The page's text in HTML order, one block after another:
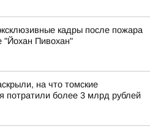
кадры после пожара
"Йохан Пивохан"
на что томские
потратили более 3 млрд рублей